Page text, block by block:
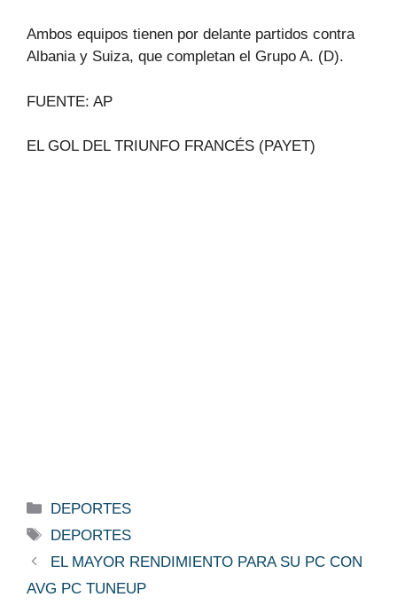
Ambos equipos tienen por delante partidos contra
Albania y Suiza, que completan el Grupo A. (D).
FUENTE: AP
EL GOL DEL TRIUNFO FRANCÉS (PAYET)
Categorías
DEPORTES
Etiquetas
DEPORTES
EL MAYOR RENDIMIENTO PARA SU PC CON
AVG PC TUNEUP